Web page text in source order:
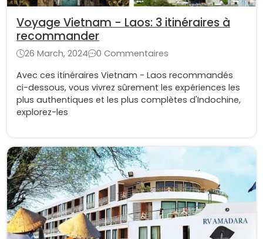
Voyage Vietnam - Laos: 3 itinéraires à
recommander
26 March, 2024
0 Commentaires
Avec ces itinéraires Vietnam - Laos recommandés
ci-dessous, vous vivrez sûrement les expériences les
plus authentiques et les plus complètes d'Indochine,
explorez-les